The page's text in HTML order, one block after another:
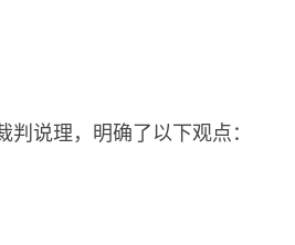
说理，明确了以下观点：